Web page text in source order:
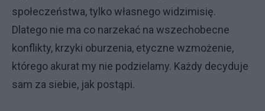
społeczeństwa, tylko własnego widzimisię.
Dlatego nie ma co narzekać na wszechobecne
konflikty, krzyki oburzenia, etyczne wzmożenie,
którego akurat my nie podzielamy. Każdy decyduje
sam za siebie, jak postąpi.